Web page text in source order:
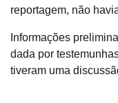
reportagem, não
Informações
dada por
tiveram uma